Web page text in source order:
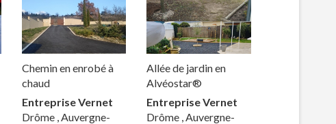
Chemin en enrobé à
chaud
Entreprise Vernet
Drôme , Auvergne-
Allée de jardin en
Alvéostar®
Entreprise Vernet
Drôme , Auvergne-